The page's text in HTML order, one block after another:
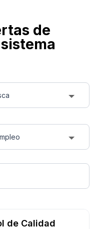
de
de Calidad